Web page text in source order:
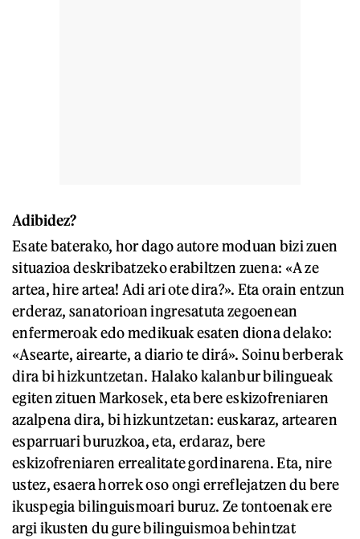
Adibidez?
Esate baterako, hor dago autore moduan bizi zuen
situazioa deskribatzeko erabiltzen zuena: «A ze
artea, hire artea! Adi ari ote dira?». Eta orain entzun
erderaz, sanatorioan ingresatuta zegoenean
enfermeroak edo medikuak esaten diona delako:
«Asearte, airearte, a diario te dirá». Soinu berberak
dira bi hizkuntzetan. Halako kalanbur bilingueak
egiten zituen Markosek, eta bere eskizofreniaren
azalpena dira, bi hizkuntzetan: euskaraz, artearen
esparruari buruzkoa, eta, erdaraz, bere
eskizofreniaren errealitate gordinarena. Eta, nire
ustez, esaera horrek oso ongi erreflejatzen du bere
ikuspegia bilinguismoari buruz. Ze tontoenak ere
argi ikusten du gure bilinguismoa behintzat